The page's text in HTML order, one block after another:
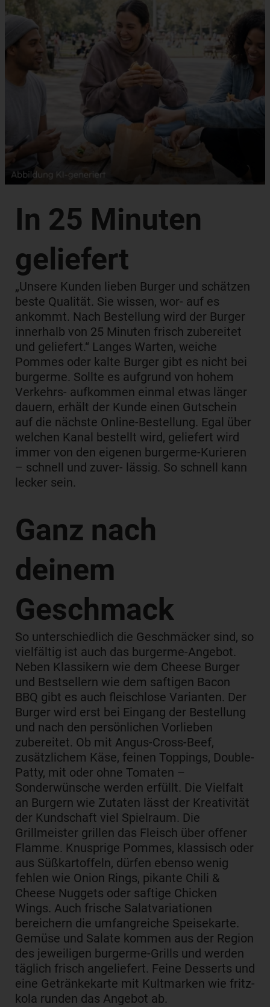
In 25 Minuten
geliefert
„Unsere Kunden lieben Burger und schätzen
beste Qualität. Sie wissen, wor- auf es
ankommt. Nach Bestellung wird der Burger
innerhalb von 25 Minuten frisch zubereitet
und geliefert.“ Langes Warten, weiche
Pommes oder kalte Burger gibt es nicht bei
burgerme. Sollte es aufgrund von hohem
Verkehrs- aufkommen einmal etwas länger
dauern, erhält der Kunde einen Gutschein
auf die nächste Online-Bestellung. Egal über
welchen Kanal bestellt wird, geliefert wird
immer von den eigenen burgerme-Kurieren
– schnell und zuver- lässig. So schnell kann
lecker sein.
Ganz nach
deinem
Geschmack
So unterschiedlich die Geschmäcker sind, so
vielfältig ist auch das burgerme-Angebot.
Neben Klassikern wie dem Cheese Burger
und Bestsellern wie dem saftigen Bacon
BBQ gibt es auch fleischlose Varianten. Der
Burger wird erst bei Eingang der Bestellung
und nach den persönlichen Vorlieben
zubereitet. Ob mit Angus-Cross-Beef,
zusätzlichem Käse, feinen Toppings, Double-
Patty, mit oder ohne Tomaten –
Sonderwünsche werden erfüllt. Die Vielfalt
an Burgern wie Zutaten lässt der Kreativität
der Kundschaft viel Spielraum. Die
Grillmeister grillen das Fleisch über offener
Flamme. Knusprige Pommes, klassisch oder
aus Süßkartoffeln, dürfen ebenso wenig
fehlen wie Onion Rings, pikante Chili &
Cheese Nuggets oder saftige Chicken
Wings. Auch frische Salatvariationen
bereichern die umfangreiche Speisekarte.
Gemüse und Salate kommen aus der Region
des jeweiligen burgerme-Grills und werden
täglich frisch angeliefert. Feine Desserts und
eine Getränkekarte mit Kultmarken wie fritz-
kola runden das Angebot ab.